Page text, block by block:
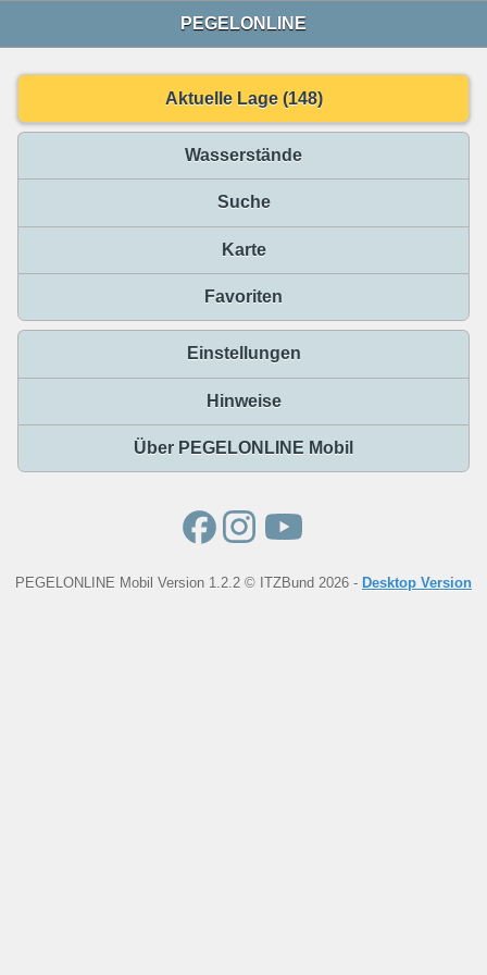
PEGELONLINE
Aktuelle Lage (148)
Wasserstände
Suche
Karte
Favoriten
Einstellungen
Hinweise
Über PEGELONLINE Mobil
PEGELONLINE Mobil Version 1.2.2 © ITZBund 2026 - Desktop Version